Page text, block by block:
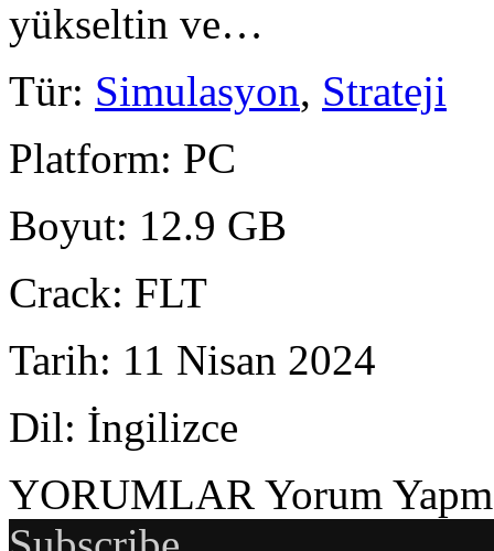
yükseltin ve…
Tür: Simulasyon, Strateji
Platform: PC
Boyut: 12.9 GB
Crack: FLT
Tarih: 11 Nisan 2024
Dil: İngilizce
YORUMLAR Yorum